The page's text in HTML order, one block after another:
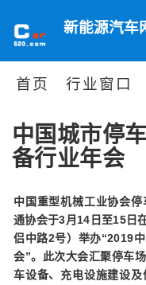
新能源汽车
首页 行业窗口
中国城市停
备行业年会
中国重型机械工业协会
通协会于3月14日至15日
侣中路2号）举办“2019
会”。此次大会汇聚停车
车设备、充电设施建设